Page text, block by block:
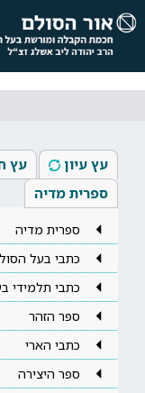
עץ עיון עץ
ספרית מדיה
ספרית מדיה
כתבי בעל
כתבי תלמידי
ספר הזהר
כתבי הארי
ספר היצירה